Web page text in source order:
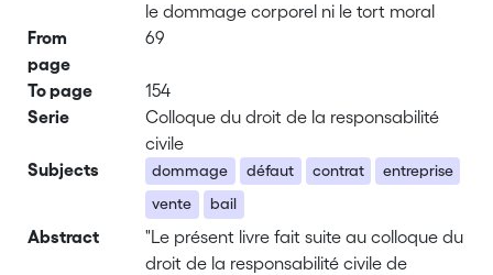
le dommage corporel ni le tort moral
From
page
69
To page
154
Serie
Colloque du droit de la responsabilité
civile
Subjects
dommage défaut contrat
entreprise
vente
bail
Abstract
"Le présent livre fait suite au colloque du
droit de la responsabilité civile de